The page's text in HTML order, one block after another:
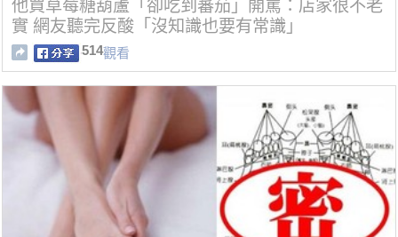
他買草莓糖葫蘆「卻吃到蕃茄」開罵：店家很不老
實 網友聽完反酸「沒知識也要有常識」
514觀看